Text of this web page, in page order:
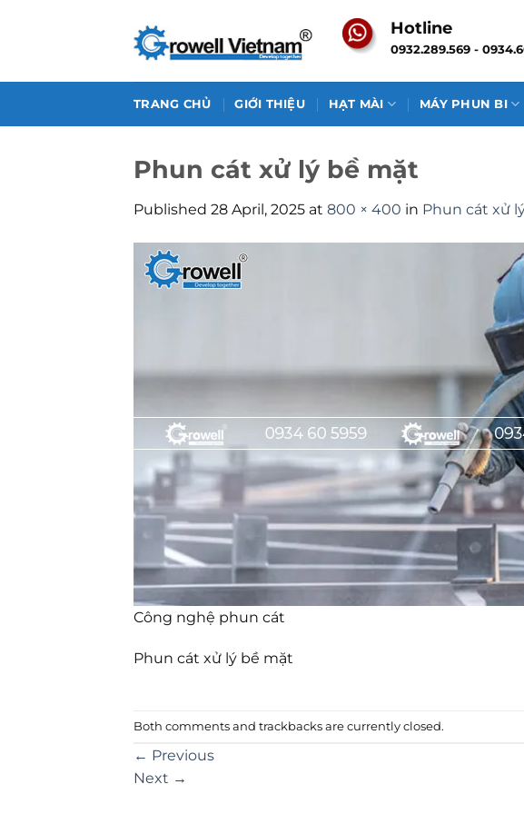
Hotline
0932.289.569 -
TRANG CHỦ GIỚI THIỆU HẠT MÀI MÁY PHUN BI
Phun cát xử lý bề mặt
Published 28 April, 2025 at 800 × 400 in Phun cát xử
Công nghệ phun cát
Phun cát xử lý bề mặt
Both comments and trackbacks are currently closed.
← Previous
Next →